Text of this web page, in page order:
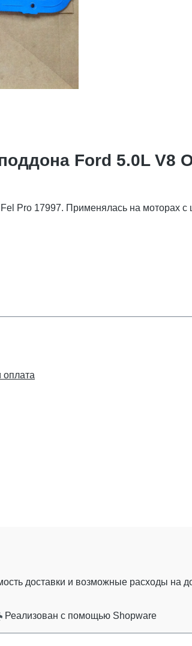
Ford 5.0L V8
Pro 17997. Применялась на моторах
оплата
доставки и возможные расходы на
Реализован с помощью Shopware